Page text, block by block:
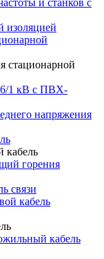
и станков с
изоляцией
стационарной
1 кВ с ПВХ-
напряжения
кабель
горения
связи
кабель
кабель